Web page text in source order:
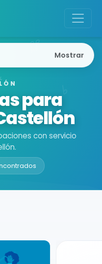
para
con servicio
Mostrar